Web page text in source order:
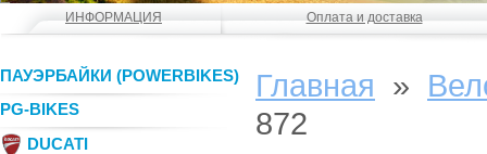
ИНФОРМАЦИЯ Оплата и доставка
ПАУЭРБАЙКИ (POWERBIKES)
PG-BIKES
DUCATI
Главная »
872